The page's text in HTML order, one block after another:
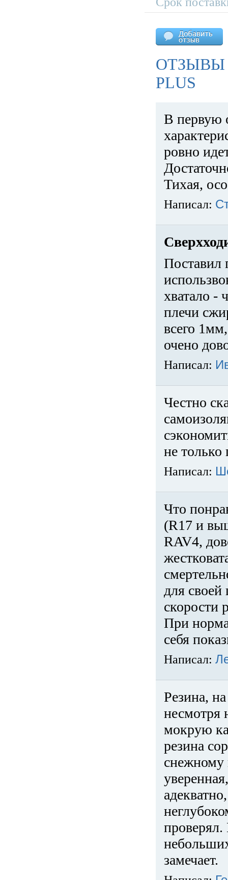
ОТЗЫВЫ
PLUS
В первую
ровно
Тихая,
Написал:
Поставил
хватало -
плечи
всего
очено
Написал:
Честно
не только
Написал:
Что
(R17 и
RAV4,
для
скорости
При
себя
Написал:
Резина,
несмотря
мокрую
резина
снежному
замечает.